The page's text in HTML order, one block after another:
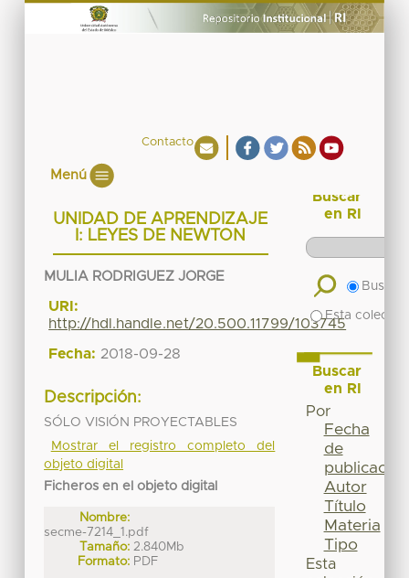
Contacto
Menú
UNIDAD DE APRENDIZAJE
I: LEYES DE NEWTON
MULIA RODRIGUEZ JORGE
URI:
http://hdl.handle.net/20.500.11799/103745
Fecha: 2018-09-28
Descripción:
SÓLO VISIÓN PROYECTABLES
Mostrar el registro completo del
objeto digital
Ficheros en el objeto digital
Nombre:
secme-7214_1.pdf
Tamaño: 2.840Mb
Formato: PDF
Buscar
en RI
Buscar
Esta
Buscar
en RI
Por
Fecha
de
publicación
Autor
Título
Materia
Tipo
Esta